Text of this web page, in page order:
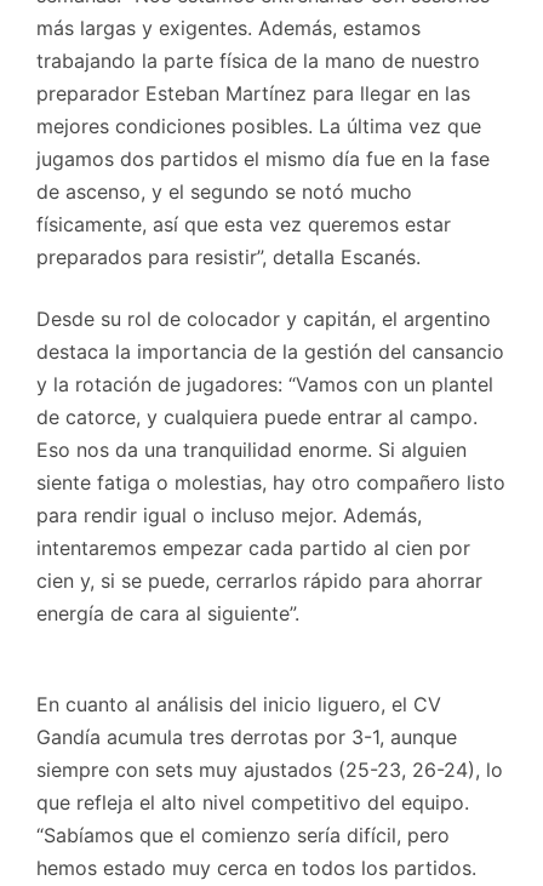
más largas y exigentes. Además, estamos
trabajando la parte física de la mano de nuestro
preparador Esteban Martínez para llegar en las
mejores condiciones posibles. La última vez que
jugamos dos partidos el mismo día fue en la fase
de ascenso, y el segundo se notó mucho
físicamente, así que esta vez queremos estar
preparados para resistir”, detalla Escanés.
Desde su rol de colocador y capitán, el argentino
destaca la importancia de la gestión del cansancio
y la rotación de jugadores: “Vamos con un plantel
de catorce, y cualquiera puede entrar al campo.
Eso nos da una tranquilidad enorme. Si alguien
siente fatiga o molestias, hay otro compañero listo
para rendir igual o incluso mejor. Además,
intentaremos empezar cada partido al cien por
cien y, si se puede, cerrarlos rápido para ahorrar
energía de cara al siguiente”.
En cuanto al análisis del inicio liguero, el CV
Gandía acumula tres derrotas por 3-1, aunque
siempre con sets muy ajustados (25-23, 26-24), lo
que refleja el alto nivel competitivo del equipo.
“Sabíamos que el comienzo sería difícil, pero
hemos estado muy cerca en todos los partidos.